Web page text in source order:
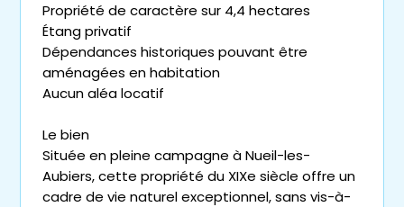
Propriété de caractère sur 4,4 hectares
Étang privatif
Dépendances historiques pouvant être
aménagées en habitation
Aucun aléa locatif
Le bien
Située en pleine campagne à Nueil-les-
Aubiers, cette propriété du XIXe siècle offre un
cadre de vie naturel exceptionnel, sans vis-à-